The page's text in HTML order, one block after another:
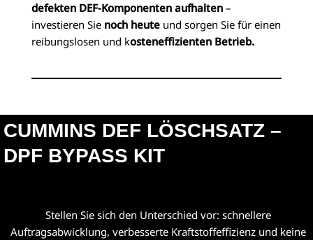
defekten DEF-Komponenten aufhalten–
investieren Sie noch heuteund sorgen Sie für einen
reibungslosen und kosteneffizienten Betrieb.
CUMMINS DEF LÖSCHSATZ –
DPF BYPASS KIT
Stellen Sie sich den Unterschied vor: schnellere
Auftragsabwicklung, verbesserte Kraftstoffeffizienz und keine